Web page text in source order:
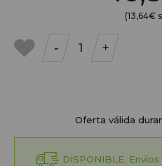
(13,64€
- +
Oferta válida
DISPONIBLE.